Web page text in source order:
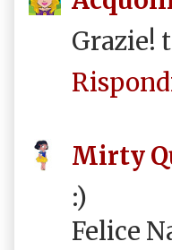
Grazie!
Mirty
:)
Felice